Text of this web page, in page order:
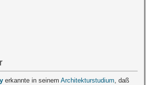
erkannte in seinemArchitekturstudium , daß